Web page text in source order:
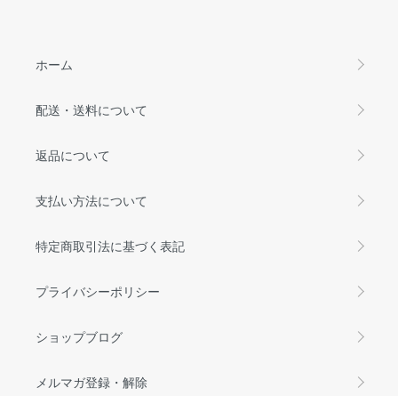
ホーム
配送・送料について
返品について
支払い方法について
特定商取引法に基づく表記
プライバシーポリシー
ショップブログ
メルマガ登録・解除